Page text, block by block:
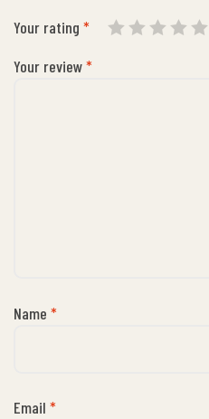
Your rating *
Your review*
Name *
Email *